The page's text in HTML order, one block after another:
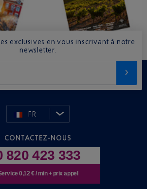
exclusives en vous inscrivant à notre
newsletter.
FR
CONTACTEZ-NOUS
820 423 333
0,12 € / min + prix appel